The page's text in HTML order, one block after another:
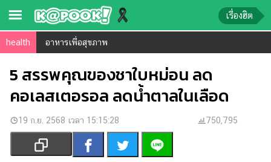
ข่าว-
ความ
รู้
ข่าว
บันเทิง
เรื่องฮิต
health อาหารเพื่อสุขภาพ
5 สรรพคุณของชาใบหม่อน ลด
คอเลสเตอรอล ลดน้ำตาลในเลือด
19 ก.ย. 2568 เวลา 15:15:28 750,795